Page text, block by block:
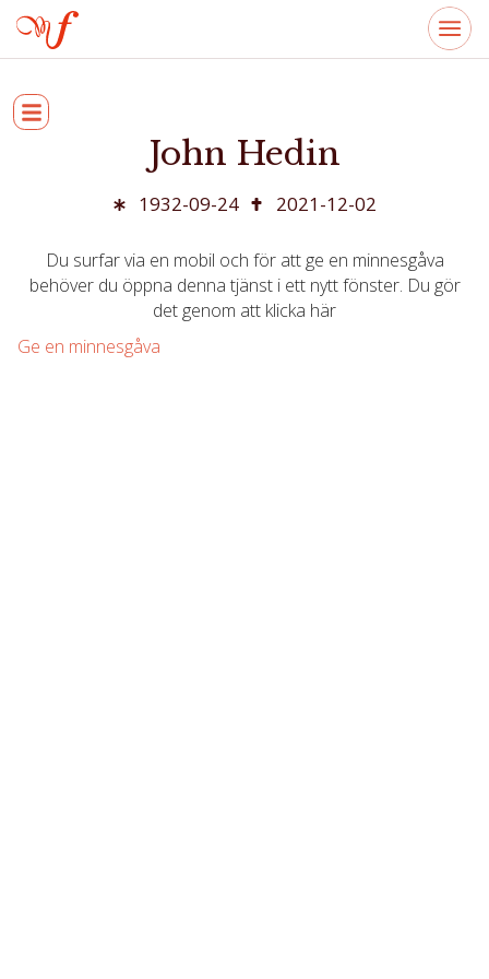
John Hedin
1932-09-24 2021-12-02
Du surfar via en mobil och för att ge en minnesgåva
behöver du öppna denna tjänst i ett nytt fönster. Du gör
det genom att klicka här
Ge en minnesgåva